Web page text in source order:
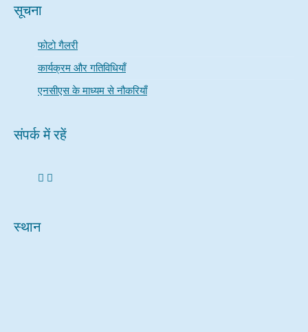
सूचना
फोटो गैलरी
कार्यक्रम और गतिविधियाँ
एनसीएस के माध्यम से नौकरियाँ
संपर्क में रहें
स्थान